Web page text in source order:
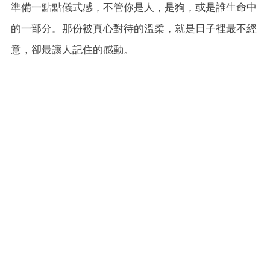
準備一點點儀式感，不管你是人，是狗，或是誰生命中
的一部分。那份被真心對待的溫柔，就是日子裡最不經
意，卻最讓人記住的感動。